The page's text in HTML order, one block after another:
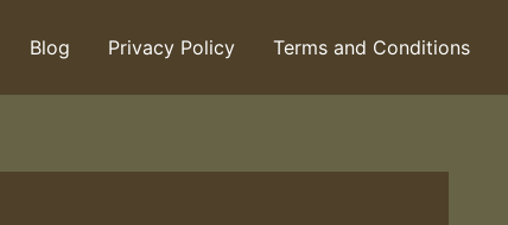
Blog Privacy Policy Terms and Conditions